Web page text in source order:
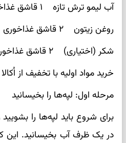
آب لیمو ترش تازه ۱ قاشق غذاخوری
روغن زیتون ۲ قاشق غذاخوری
شکر (اختیاری) ۲ قاشق غذاخوری
خرید مواد اولیه با تخفیف از اُکالا
مرحله اول: لپه‌ها را بخیسانید
در یک ظرف آب بخیسانید. این